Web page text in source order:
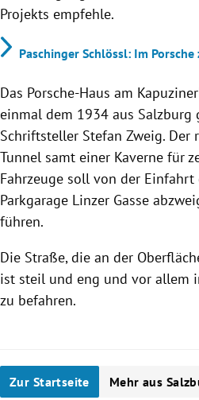
Projekts empfehle.
Paschinger Schlössl: Im
Das Porsche-Haus am
einmal dem 1934 aus Salzburg
Schriftsteller Stefan Zweig. Der
Tunnel samt einer Kaverne für
Fahrzeuge soll von der
Parkgarage Linzer Gasse
führen.
Die Straße, die an der
ist steil und eng und vor allem
zu befahren.
Zur Startseite Mehr aus